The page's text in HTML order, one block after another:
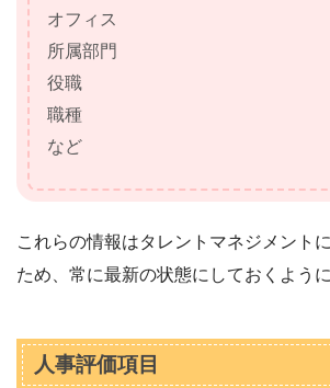
オフィス
所属部門
役職
職種
など
これらの情報はタレントマネジメント
ため、常に最新の状態にしておくよう
人事評価項目